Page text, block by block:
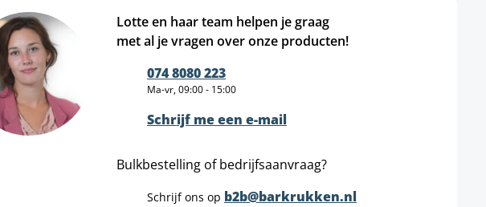
Lotte en haar team helpen je graag
met al je vragen over onze producten!
074 8080 223
Ma-vr, 09:00 - 15:00
Schrijf me een e-mail
Bulkbestelling of bedrijfsaanvraag?
Schrijf ons op b2b@barkrukken.nl